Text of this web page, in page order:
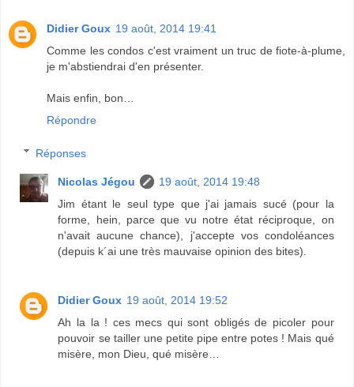
Didier Goux 19 août, 2014 19:41
Comme les condos c'est vraiment un truc de fiote-à-plume,
je m'abstiendrai d'en présenter.
Mais enfin, bon…
Répondre
Réponses
Nicolas Jégou
19 août, 2014 19:48
Jim étant le seul type que j'ai jamais sucé (pour la
forme, hein, parce que vu notre état réciproque, on
n'avait aucune chance), j'accepte vos condoléances
(depuis k´ai une très mauvaise opinion des bites).
Didier Goux 19 août, 2014 19:52
Ah la la ! ces mecs qui sont obligés de picoler pour
pouvoir se tailler une petite pipe entre potes ! Mais qué
misère, mon Dieu, qué misère…